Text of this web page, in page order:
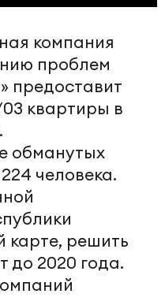
компания
проблем
предоставит
квартиры в
обманутых
человека.
карте, решить
до 2020 года.